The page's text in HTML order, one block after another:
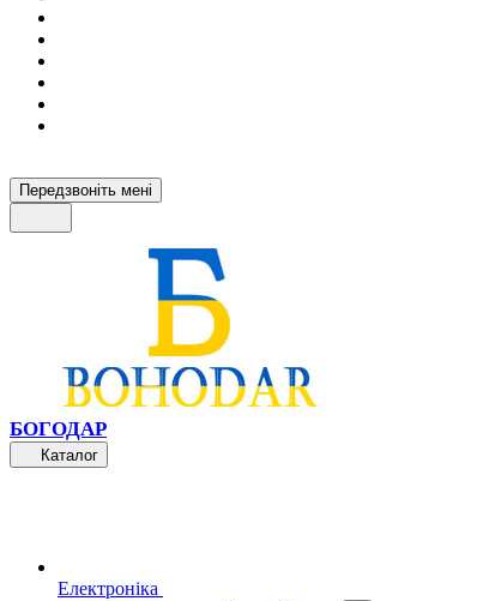
Передзвоніть мені
БОГОДАР
Каталог
Електроніка